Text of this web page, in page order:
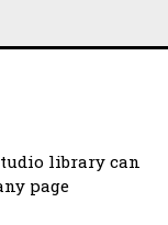
library can
page